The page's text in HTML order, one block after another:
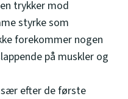
trykker mod
styrke som
forekommer nogen
på muskler og
efter de første